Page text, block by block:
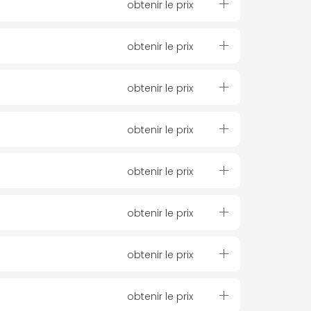
obtenir le prix
obtenir le prix
obtenir le prix
obtenir le prix
obtenir le prix
obtenir le prix
obtenir le prix
obtenir le prix